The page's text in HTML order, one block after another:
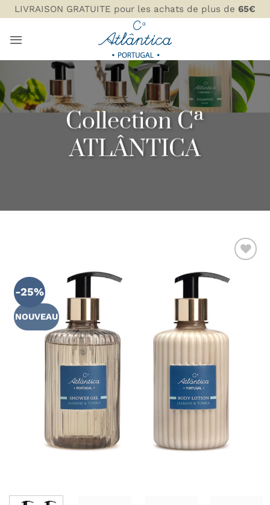
Passer
au
contenu
LIVRAISON GRATUITE pour les achats de plus de 65€
Collection Cª
ATLÂNTICA
-25%
NOUVEAU
AJOUTER
À MA
LISTE DE